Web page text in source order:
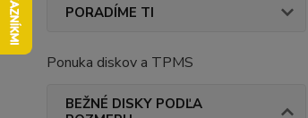
PORADÍME TI
Ponuka diskov a TPMS
BEŽNÉ DISKY PODĽA